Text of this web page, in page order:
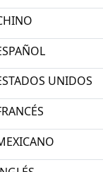
UNIDOS